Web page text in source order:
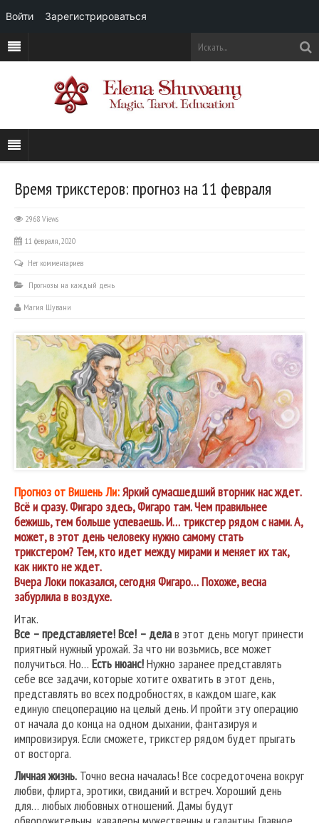
Время трикстеров: прогноз на 11 февраля
2968 Views
11 февраля, 2020
Нет комментариев
Прогнозы на каждый день
Магия Шувани
Прогноз от Вишень Ли:Яркий сумасшедший вторник нас ждет.
Всё и сразу. Фигаро здесь, Фигаро там. Чем правильнее
бежишь, тем больше успеваешь. И… трикстер рядом с нами. А,
может, в этот день человеку нужно самому стать
трикстером? Тем, кто идет между мирами и меняет их так,
как никто не ждет.
Вчера Локи показался, сегодня Фигаро… Похоже, весна
забурлила в воздухе.
Итак.
Все – представляете! Все! – делав этот день могут принести
приятный нужный урожай. За что ни возьмись, все может
получиться. Но… Есть нюанс!Нужно заранее представлять
себе все задачи, которые хотите охватить в этот день,
представлять во всех подробностях, в каждом шаге, как
единую спецоперацию на целый день. И пройти эту операцию
от начала до конца на одном дыхании, фантазируя и
импровизируя. Если сможете, трикстер рядом будет прыгать
от восторга.
Личная жизнь. Точно весна началась! Все сосредоточена вокруг
любви, флирта, эротики, свиданий и встреч. Хороший день
для… любых любовных отношений. Дамы будут
Войти Зарегистрироваться